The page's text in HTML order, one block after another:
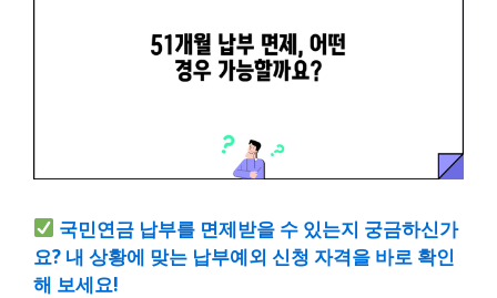
국민연금 납부를 면제받을 수 있는지 궁금하신가
요? 내 상황에 맞는 납부예외 신청 자격을 바로 확인
해 보세요!